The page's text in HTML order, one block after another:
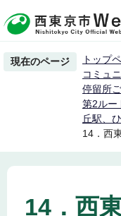
の
ー現在のページ トップ
コミュ
停留所
第2ルー
丘駅、
14．西
14．西